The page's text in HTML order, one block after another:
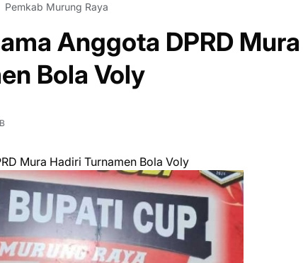
Pemkab Murung Raya
Anggota DPRD Mura
Bola Voly
Mura Hadiri Turnamen Bola Voly